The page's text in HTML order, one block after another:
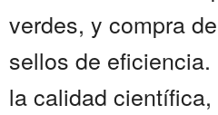
verdes, y compra
sellos de
la calidad